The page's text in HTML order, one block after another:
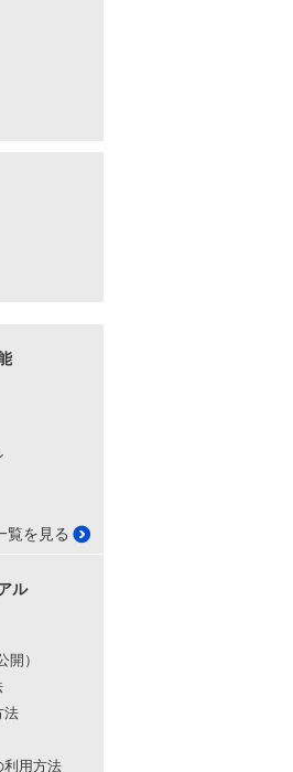
覧を見る
ル
開）
法
利用方法